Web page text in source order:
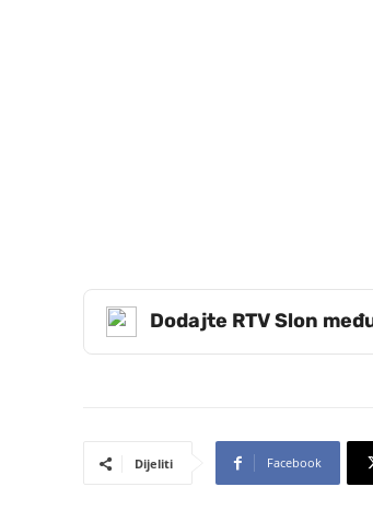
Dodajte RTV Slon
Dijeliti Facebook